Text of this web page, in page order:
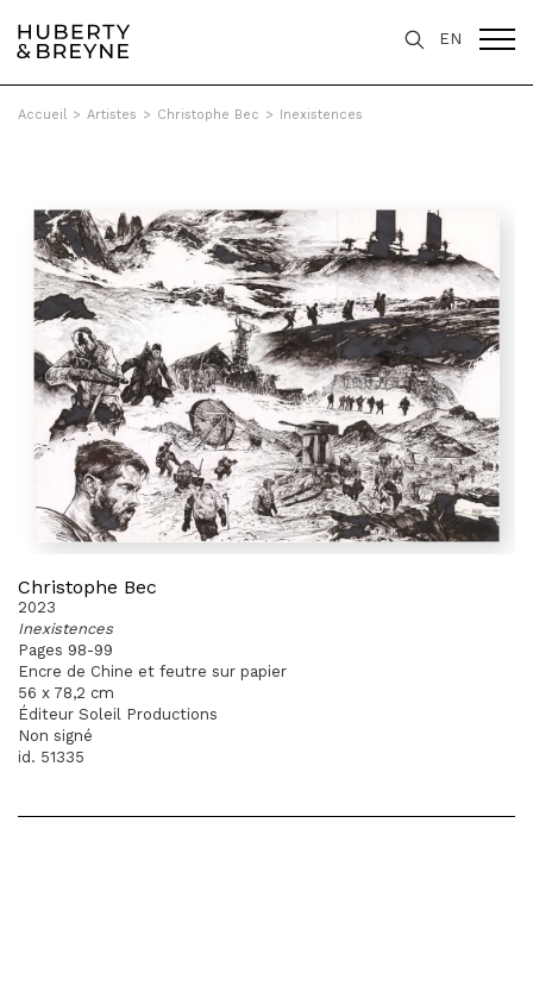
EN
Accueil > Artistes > Christophe Bec > Inexistences
Christophe Bec
2023
Inexistences
Pages 98-99
Encre de Chine et feutre sur papier
56 x 78,2 cm
Éditeur Soleil Productions
Non signé
id. 51335